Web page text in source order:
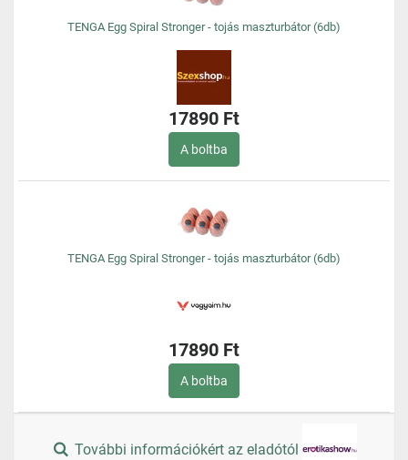
TENGA Egg Spiral Stronger - tojás maszturbátor (6db)
17890 Ft
A boltba
TENGA Egg Spiral Stronger - tojás maszturbátor (6db)
17890 Ft
A boltba
További információkért az eladótól